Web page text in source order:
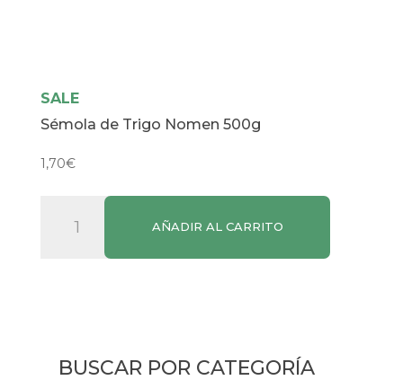
SALE
Sémola de Trigo Nomen 500g
1,70€
AÑADIR AL CARRITO
BUSCAR POR CATEGORÍA